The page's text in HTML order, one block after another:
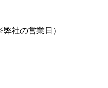
社の営業日）